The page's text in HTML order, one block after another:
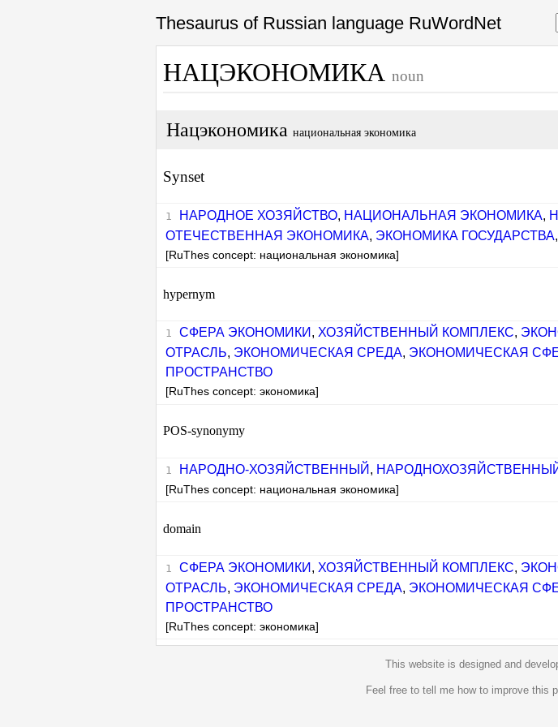
Thesaurus of Russian language RuWordNet
НАЦЭКОНОМИКА noun
Нацэкономика национальная экономика
Synset
НАРОДНОЕ ХОЗЯЙСТВО, НАЦИОНАЛЬНАЯ ЭКОНОМИКА,
ОТЕЧЕСТВЕННАЯ ЭКОНОМИКА, ЭКОНОМИКА ГОСУДАРСТВА,
[RuThes concept: национальная экономика]
hypernym
СФЕРА ЭКОНОМИКИ , ХОЗЯЙСТВЕННЫЙ КОМПЛЕКС,
ОТРАСЛЬ, ЭКОНОМИЧЕСКАЯ СРЕДА, ЭКОНОМИЧЕСКАЯ
ПРОСТРАНСТВО
[RuThes concept: экономика]
POS-synonymy
НАРОДНО-ХОЗЯЙСТВЕННЫЙ ,
[RuThes concept: национальная экономика]
domain
СФЕРА ЭКОНОМИКИ , ХОЗЯЙСТВЕННЫЙ КОМПЛЕКС,
ОТРАСЛЬ, ЭКОНОМИЧЕСКАЯ СРЕДА, ЭКОНОМИЧЕСКАЯ
ПРОСТРАНСТВО
[RuThes concept: экономика]
This website is designed and
Feel free to tell me how to improve this